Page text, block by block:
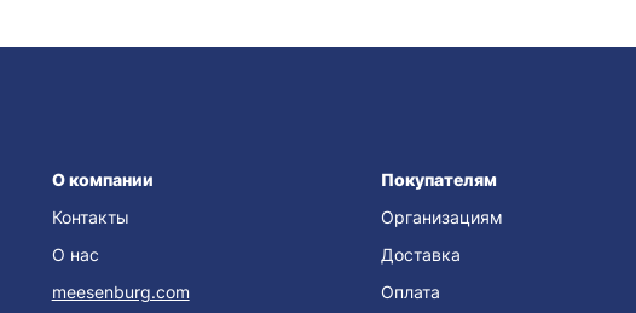
О компании
Контакты
О нас
meesenburg.com
Покупателям
Организациям
Доставка
Оплата